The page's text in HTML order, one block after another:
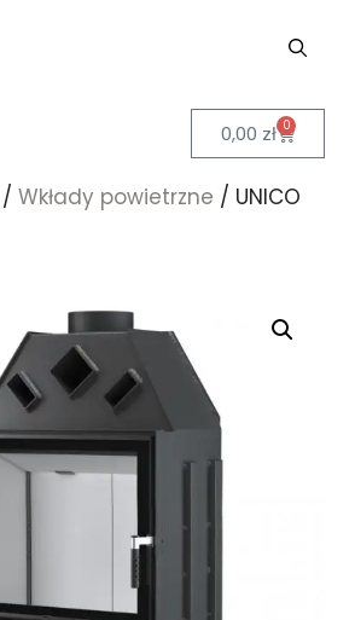
0,00 zł 0
/ Wkłady powietrzne / UNICO